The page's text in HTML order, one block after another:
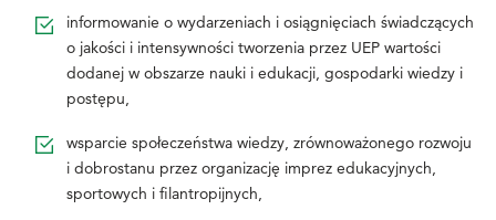
informowanie o wydarzeniach i osiągnięciach świadczących
o jakości i intensywności tworzenia przez UEP wartości
dodanej w obszarze nauki i edukacji, gospodarki wiedzy i
postępu,
wsparcie społeczeństwa wiedzy, zrównoważonego rozwoju
i dobrostanu przez organizację imprez edukacyjnych,
sportowych i filantropijnych,